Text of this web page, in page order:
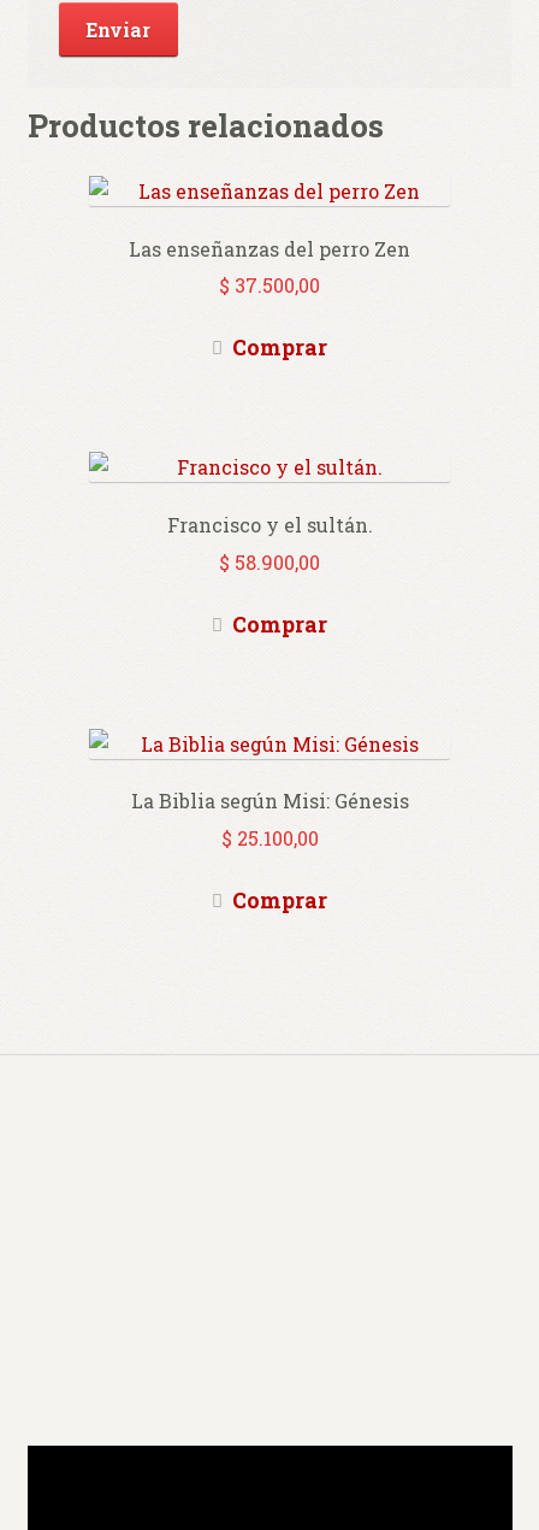
Productos relacionados
Las enseñanzas del perro Zen
$ 37.500,00
Comprar
Francisco y el sultán.
$ 58.900,00
Comprar
La Biblia según Misi: Génesis
$ 25.100,00
Comprar